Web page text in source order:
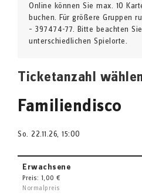
Online können Sie max. 10
buchen. Für größere Gruppen
– 397474-77. Bitte beachten
unterschiedlichen Spielorte.
Ticketanzahl
Familiendisco
So. 22.11.26, 15:00
Erwachsene
Preis: 1,00 €
Normalpreis